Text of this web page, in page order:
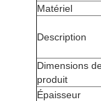
Matériel
Description
Dimensions
produit
Épaisseur